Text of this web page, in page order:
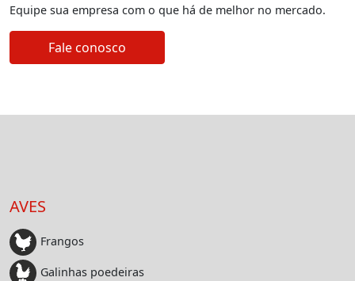
Equipe sua empresa com o que há de melhor no mercado.
Fale conosco
AVES
Frangos
Galinhas poedeiras